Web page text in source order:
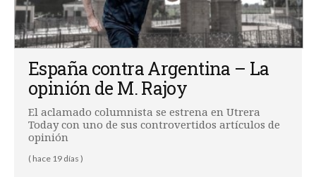
España contra Argentina – La
opinión de M. Rajoy
El aclamado columnista se estrena en Utrera
Today con uno de sus controvertidos artículos de
opinión
( hace 19 días )